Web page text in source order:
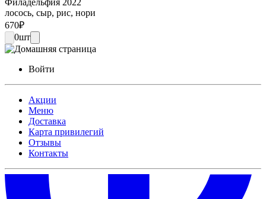
лосось, сыр, рис, нори
670₽
0шт
Войти
Акции
Меню
Доставка
Карта привилегий
Отзывы
Контакты